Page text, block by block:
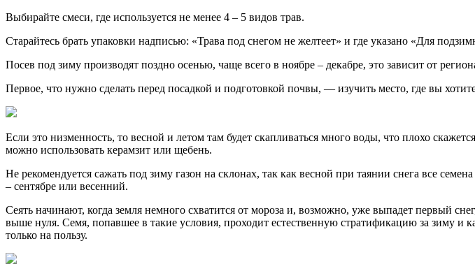
Выбирайте смеси, где используется не менее 4 – 5 видов трав.
Старайтесь брать упаковки надписью: «Трава под снегом не желтеет» и где указано «Для
Посев под зиму производят поздно осенью, чаще всего в ноябре – декабре, это зависит от
Первое, что нужно сделать перед посадкой и подготовкой почвы, — изучить место, где вы
Если это низменность, то весной и летом там будет скапливаться много воды, что плохо
можно использовать керамзит или щебень.
Не рекомендуется сажать под зиму газон на склонах, так как весной при таянии снега все
– сентябре или весенний.
Сеять начинают, когда земля немного схватится от мороза и, возможно, уже выпадет первый
выше нуля. Семя, попавшее в такие условия, проходит естественную стратификацию за зиму и
только на пользу.